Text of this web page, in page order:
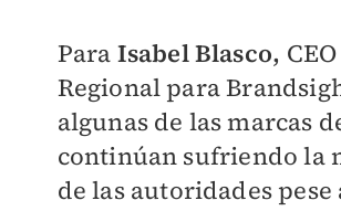
Para Isabel Blasco, CEO
Regional para
algunas de las marcas
continúan sufriendo la
de las autoridades pese